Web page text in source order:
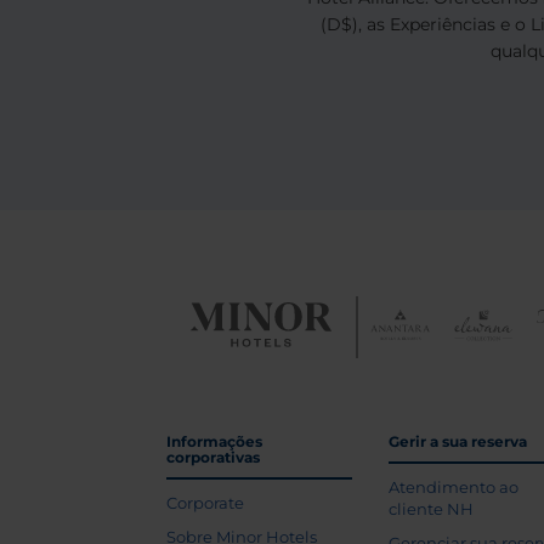
(D$), as Experiências e o
Informações
corporativas
Corporate
Sobre Minor Hotels
Gerir a sua reserva
Atendimento ao
cliente NH